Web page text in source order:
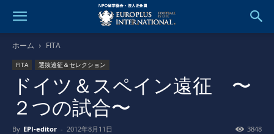
ホーム FITA
FITA 選抜遠征＆セレクション
ドイツ＆スペイン遠征 〜
２つの試合〜
By EPI-editor - 2012年8月11日 3848